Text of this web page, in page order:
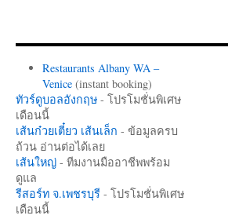
Restaurants Albany WA –
Venice(instant booking)
ทัวร์ดูบอลอังกฤษ - โปรโมชั่นพิเศษ
เดือนนี้
เส้นก๋วยเตี๋ยว เส้นเล็ก - ข้อมูลครบ
ถ้วน อ่านต่อได้เลย
เส้นใหญ่ - ทีมงานมืออาชีพพร้อม
ดูแล
รีสอร์ท จ.เพชรบุรี - โปรโมชั่นพิเศษ
เดือนนี้